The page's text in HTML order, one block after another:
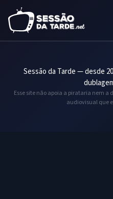
Sessão da Tarde — desde
Esse site não apoia a pirataria nem
audiovisual que